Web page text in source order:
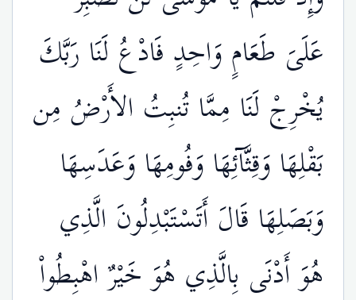
عَلَىَ طَعَامٍ وَاحِدٍ فَادْعُ لَنَا رَبَّكَ
يُخْرِجْ لَنَا مِمَّا تُنبِتُ الأَرْضُ مِن
بَقْلِهَا وَقِثَّآئِهَا وَفُومِهَا وَعَدَسِهَا
وَبَصَلِهَا قَالَ أَتَسْتَبْدِلُونَ الَّذِي
هُوَ أَدْنَى بِالَّذِي هُوَ خَيْرٌ اهْبِطُواْ